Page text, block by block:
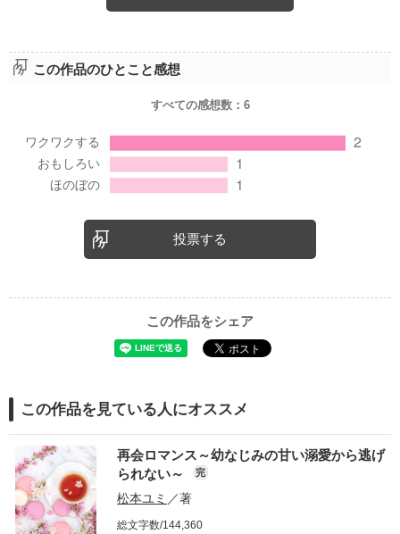
この作品のひとこと感想
すべての感想数： 6
投票する
この作品をシェア
この作品を見ている人にオススメ
再会ロマンス～幼なじみの甘い溺愛から逃げ
られない～
完
松本ユミ ／著
総文字数/144,360